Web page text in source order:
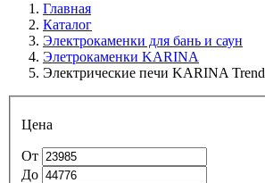
Главная
Каталог
Электрокаменки для бань и саун
Элетрокаменки KARINA
Электрические печи KARINA Trend
Цена
От
До